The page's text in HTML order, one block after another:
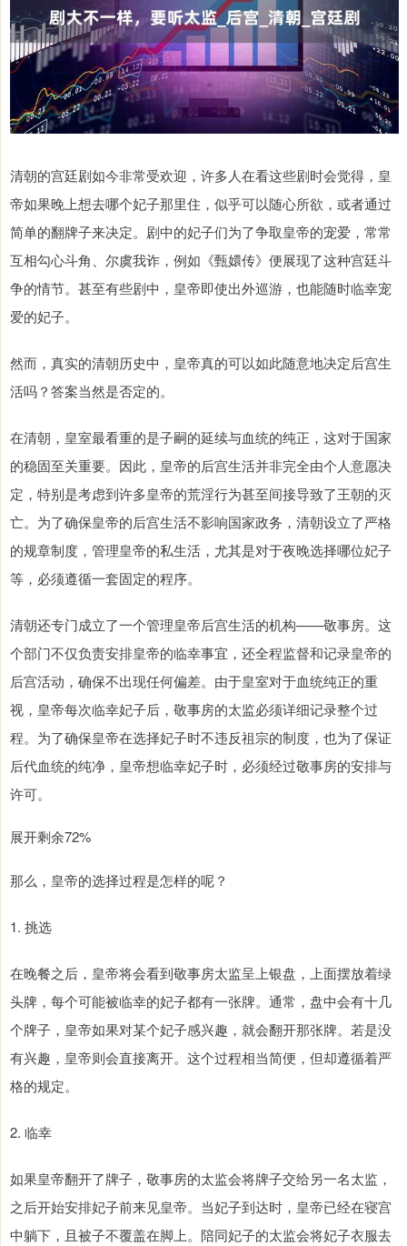
清朝的宫廷剧如今非常受欢迎，许多人在看这些剧时会觉得，皇
帝如果晚上想去哪个妃子那里住，似乎可以随心所欲，或者通过
简单的翻牌子来决定。剧中的妃子们为了争取皇帝的宠爱，常常
互相勾心斗角、尔虞我诈，例如《甄嬛传》便展现了这种宫廷斗
争的情节。甚至有些剧中，皇帝即使出外巡游，也能随时临幸宠
爱的妃子。
然而，真实的清朝历史中，皇帝真的可以如此随意地决定后宫生
活吗？答案当然是否定的。
在清朝，皇室最看重的是子嗣的延续与血统的纯正，这对于国家
的稳固至关重要。因此，皇帝的后宫生活并非完全由个人意愿决
定，特别是考虑到许多皇帝的荒淫行为甚至间接导致了王朝的灭
亡。为了确保皇帝的后宫生活不影响国家政务，清朝设立了严格
的规章制度，管理皇帝的私生活，尤其是对于夜晚选择哪位妃子
等，必须遵循一套固定的程序。
清朝还专门成立了一个管理皇帝后宫生活的机构——敬事房。这
个部门不仅负责安排皇帝的临幸事宜，还全程监督和记录皇帝的
后宫活动，确保不出现任何偏差。由于皇室对于血统纯正的重
视，皇帝每次临幸妃子后，敬事房的太监必须详细记录整个过
程。为了确保皇帝在选择妃子时不违反祖宗的制度，也为了保证
后代血统的纯净，皇帝想临幸妃子时，必须经过敬事房的安排与
许可。
展开剩余72%
那么，皇帝的选择过程是怎样的呢？
1. 挑选
在晚餐之后，皇帝将会看到敬事房太监呈上银盘，上面摆放着绿
头牌，每个可能被临幸的妃子都有一张牌。通常，盘中会有十几
个牌子，皇帝如果对某个妃子感兴趣，就会翻开那张牌。若是没
有兴趣，皇帝则会直接离开。这个过程相当简便，但却遵循着严
格的规定。
2. 临幸
如果皇帝翻开了牌子，敬事房的太监会将牌子交给另一名太监，
之后开始安排妃子前来见皇帝。当妃子到达时，皇帝已经在寝宫
中躺下，且被子不覆盖在脚上。陪同妃子的太监会将妃子衣服去